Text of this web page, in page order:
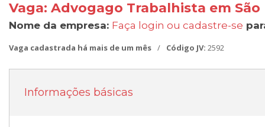
Vaga: Advogago Trabalhista em
Nome da empresa: Faça login ou cadastre-se
Vaga cadastrada há mais de um mês / Código JV: 2592
Informações básicas